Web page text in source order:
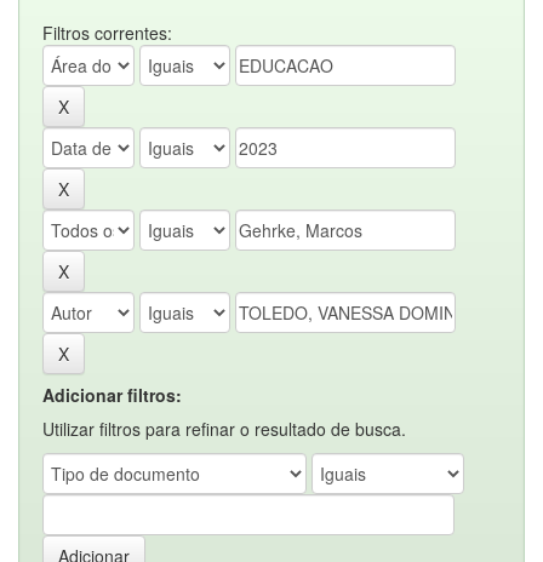
Filtros correntes:
Adicionar filtros:
Utilizar filtros para refinar o resultado de busca.